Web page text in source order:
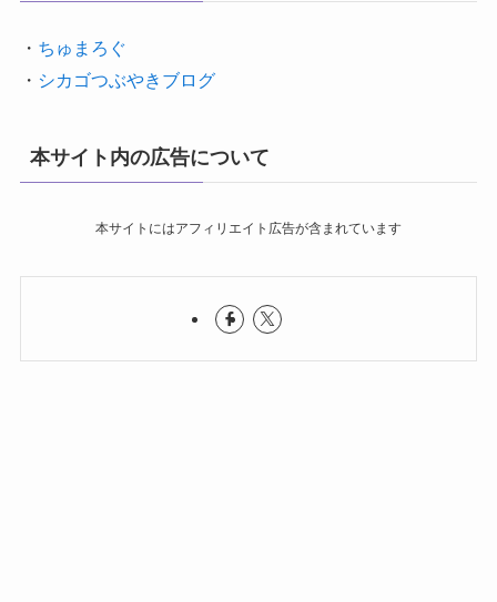
・ ちゅまろぐ
・ シカゴつぶやきブログ
本サイト内の広告について
本サイトにはアフィリエイト広告が含まれています